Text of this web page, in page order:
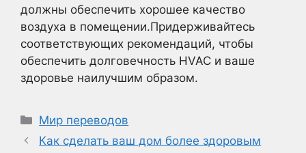
должны обеспечить хорошее качество
воздуха в помещении.Придерживайтесь
соответствующих рекомендаций, чтобы
обеспечить долговечность HVAC и ваше
здоровье наилучшим образом.
Рубрики
Мир переводов
Как сделать ваш дом более здоровым